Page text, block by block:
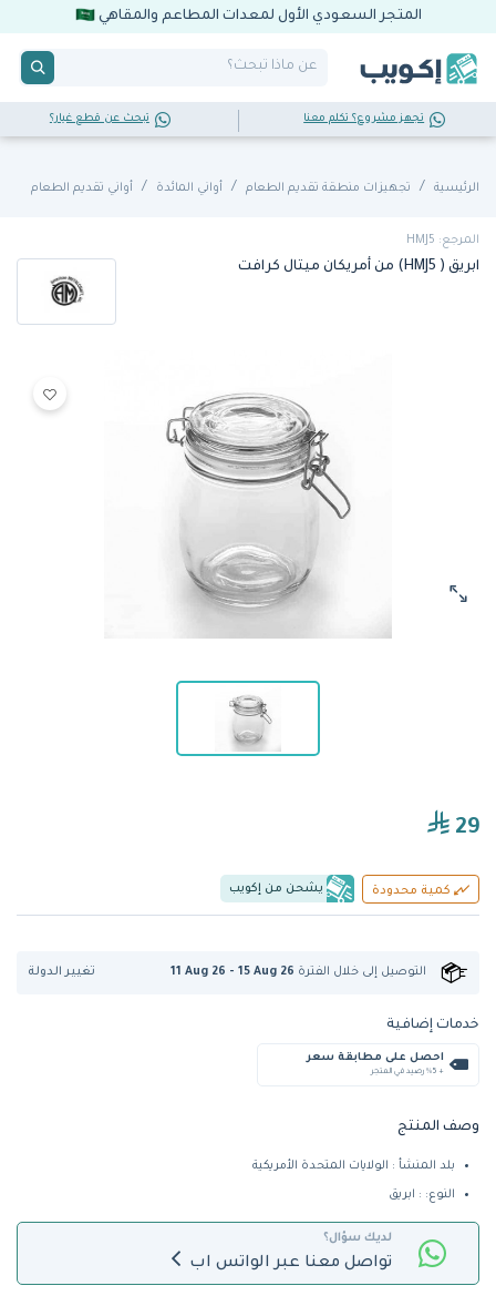
المتجر السعودي الأول لمعدات المطاعم والمقاهي
تجهز مشروع؟ تكلم معنا تبحث عن قطع غيار؟
الرئيسية تجهيزات منطقة تقديم الطعام أواني المائدة أواني تقديم الطعام
المرجع: HMJ5
ابريق ( HMJ5) من أمريكان ميتال كرافت
29
كمية محدودة يشحن من إكويب
التوصيل إلى خلال الفترة 11 Aug 26 - 15 Aug 26 تغيير الدولة
خدمات إضافية
احصل على مطابقة سعر
+ %5 رصيد في المتجر
وصف المنتج
بلد المنشأ : الولايات المتحدة الأمريكية
النوع: : ابريق
لديك سؤال؟
تواصل معنا عبر الواتس اب